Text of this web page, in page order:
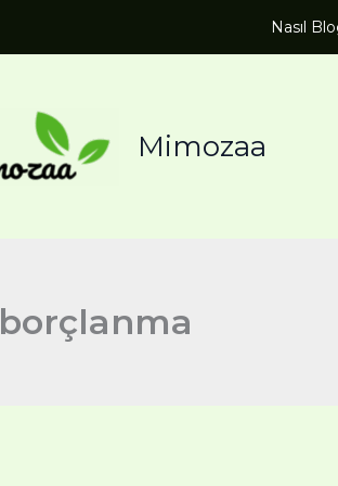
Nasıl
Mimozaa
borçlanma